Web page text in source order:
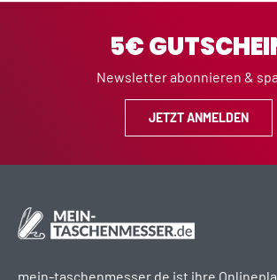
5€
Newsletter abonnieren &
JETZT ANMELDEN
mein-taschenmesser.de ist ihre